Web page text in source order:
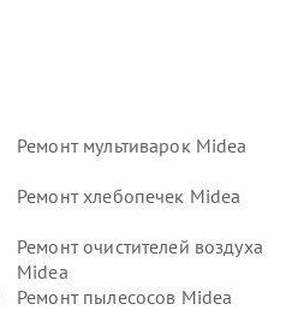
Ремонт мультиварок Midea
Ремонт хлебопечек Midea
Ремонт очистителей воздуха
Midea
Ремонт пылесосов Midea